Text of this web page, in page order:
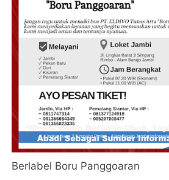
Berlabel Boru Panggoaran